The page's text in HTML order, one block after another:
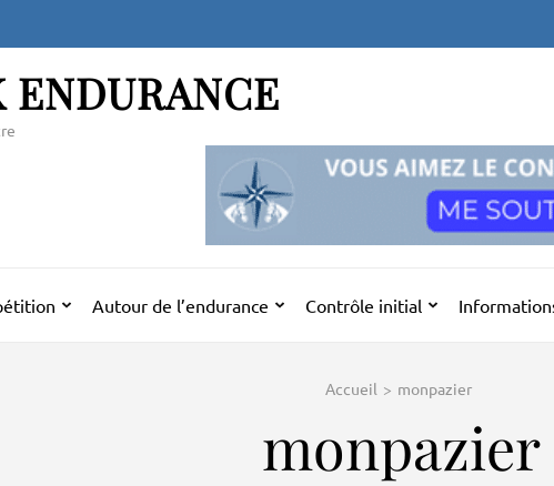
ENDURANCE
Autour de l’endurance Contrôle initial
Accueil > monpazier
monpazier